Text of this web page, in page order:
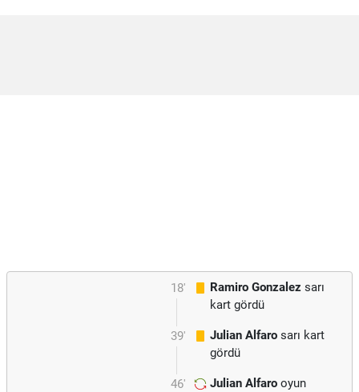
18' Ramiro Gonzalez sarı
kart gördü
39' Julian Alfaro sarı kart
gördü
46' Julian Alfaro oyun